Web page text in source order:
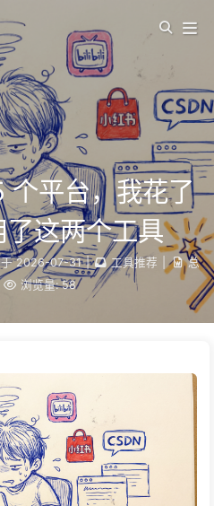
个平台，我花了
这两个工具
2026-07-31 | 工具推荐
总
浏览量: 58